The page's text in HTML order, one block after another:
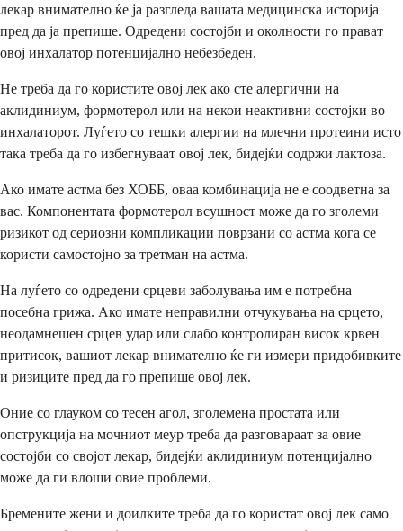
лекар внимателно ќе ја разгледа вашата медицинска историја
пред да ја препише. Одредени состојби и околности го прават
овој инхалатор потенцијално небезбеден.
Не треба да го користите овој лек ако сте алергични на
аклидиниум, формотерол или на некои неактивни состојки во
инхалаторот. Луѓето со тешки алергии на млечни протеини исто
така треба да го избегнуваат овој лек, бидејќи содржи лактоза.
Ако имате астма без ХОББ, оваа комбинација не е соодветна за
вас. Компонентата формотерол всушност може да го зголеми
ризикот од сериозни компликации поврзани со астма кога се
користи самостојно за третман на астма.
На луѓето со одредени срцеви заболувања им е потребна
посебна грижа. Ако имате неправилни отчукувања на срцето,
неодамнешен срцев удар или слабо контролиран висок крвен
притисок, вашиот лекар внимателно ќе ги измери придобивките
и ризиците пред да го препише овој лек.
Оние со глауком со тесен агол, зголемена простата или
опструкција на мочниот меур треба да разговараат за овие
состојби со својот лекар, бидејќи аклидиниум потенцијално
може да ги влоши овие проблеми.
Бремените жени и доилките треба да го користат овој лек само